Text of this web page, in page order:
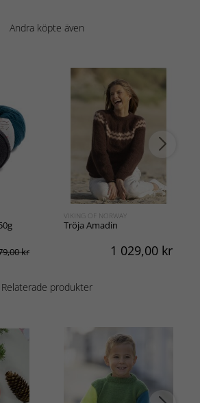
Andra köpte även
kr
VIKING OF NORWAY
Tröja Amadin
1 029,00 kr
Relaterade produkter